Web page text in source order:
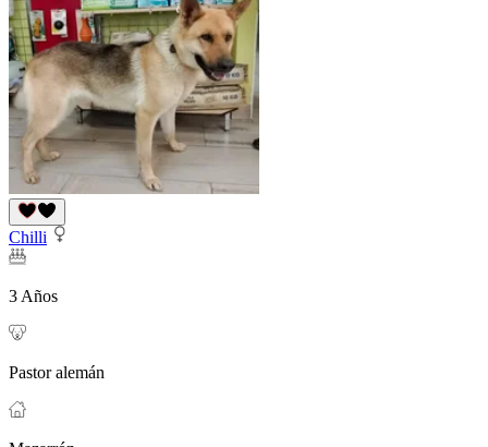
Chilli
3 Años
Pastor alemán